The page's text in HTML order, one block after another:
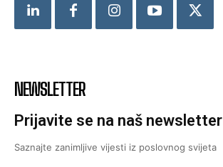
NEWSLETTER
Prijavite se na naš newsletter
Saznajte zanimljive vijesti iz poslovnog svijeta